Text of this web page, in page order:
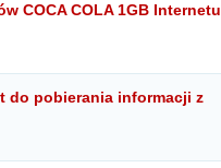
COCA COLA 1GB Internetu
do pobierania informacji z